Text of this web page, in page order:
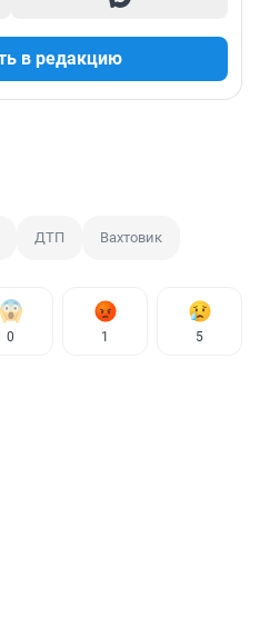
в редакцию
ДТП Вахтовик
0 1 5